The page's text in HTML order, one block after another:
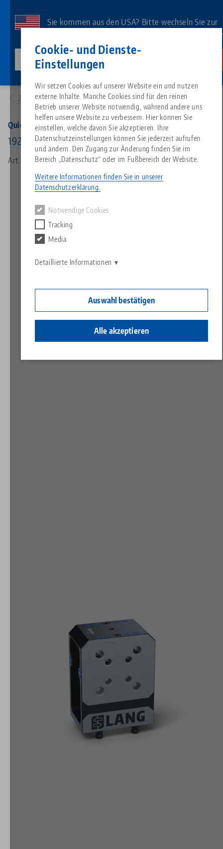
Cookie- und Dienste-
Einstellungen
Wir setzen Cookies auf unserer Website ein und nutzen
externe Inhalte. Manche Cookies sind für den reinen
Betrieb unserer Website notwendig, während andere uns
helfen unsere Website zu verbessern. Hier können Sie
einstellen, welche davon Sie akzeptieren. Ihre
Datenschutzeinstellungen können Sie jederzeit aufrufen
und ändern. Den Zugang zur Änderung finden Sie im
Bereich „Datenschutz“ oder im Fußbereich der Website.
Weitere Informationen finden Sie in unserer
Datenschutzerklärung.
Notwendige Cookies
Tracking
Media
Detaillierte Informationen
Auswahl bestätigen
Alle akzeptieren
Inhalt
Sie kommen aus den USA? Bitte wechseln Sie zur
US-Website, um landesspezifischen Inhalt zu
lang-technik-usa.com
Alles aus einer Hand
Nullpunktspanntechnik
Werkstückspanntechnik
Suche nach
Suche nach
Produktübersicht
Über LANG
Philosophie
Innovationen
Downloads
FAQ
Katalog anfordern
Blog
News
Messen
Passende Produkte
Es tut uns leid. Wir konnten keine Ergebnisse finden.
Zur Produktübersicht
Search
Downloads
Breadcrumb
Zur Produktübersicht
Quick•Point® 52/96, Kombi-Doppelaufnahmekörper
192 x 116 x 247 mm
Art.-Nr. 47548